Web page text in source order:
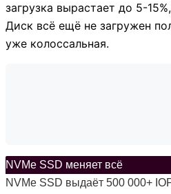
загрузка вырастает до 5-
Диск всё ещё не загружен
уже колоссальная.
NVMe SSD меняет всё
NVMe SSD выдаёт 500 000+